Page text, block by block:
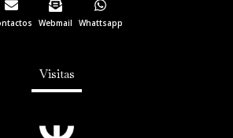
Webmail Whattsapp
Visitas